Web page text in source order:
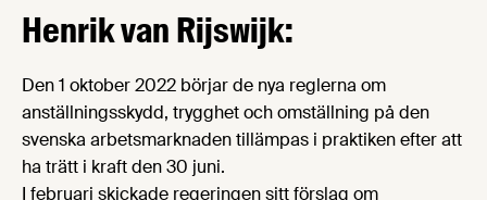
Henrik van Rijswijk:
Den 1 oktober 2022 börjar de nya reglerna om
anställningsskydd, trygghet och omställning på den
svenska arbetsmarknaden tillämpas i praktiken efter att
ha trätt i kraft den 30 juni.
I februari skickade regeringen sitt förslag om